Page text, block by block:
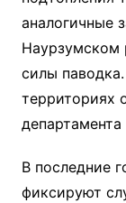
аналогичные
Наурзумском
силы
территориях
В последние
фиксируют